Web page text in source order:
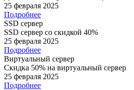
25 февраля 2025
Подробнее
SSD сервер
SSD сервер со скидкой 40%
25 февраля 2025
Подробнее
Виртуальный сервер
Скидка 50% на виртуальный сервер
25 февраля 2025
Подробнее